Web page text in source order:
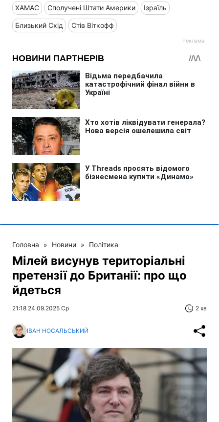
ХАМАС Сполучені Штати Америки Ізраїль
Близький Схід Стів Віткофф
Головна » Новини » Політика
Мілей висунув територіальні
претензії до Британії: про що
йдеться
21:18 24.09.2025 Ср 2 хв
ІВАН НОСАЛЬСЬКИЙ